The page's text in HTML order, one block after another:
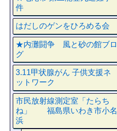
件
はだしのゲンをひろめる会
★内灘闘争 風と砂の館ブロ
グ
3.11甲状腺がん 子供支援ネ
ットワーク
市民放射線測定室「たらち
ね」 福島県いわき市小名
浜